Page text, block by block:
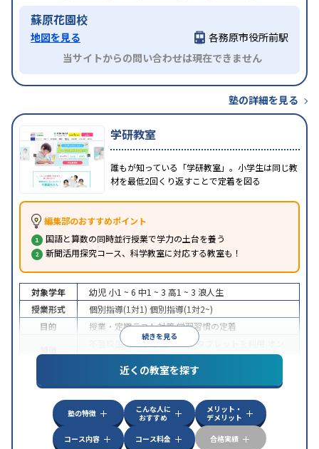
蘇原花園校
地図を見る
各務原市役所前駅
当サイトからの問い合わせは現在できません
塾の詳細を見る
学研教室
誰もが知っている「学研教室」。小学生は同じ教
材を最低2回くり返すことで定着を図る
編集部のおすすめポイント
国語と算数の同時並行授業で学力の土台を養う
新聞活用探究コース、科学教室に対応する教室も！
続きを見る
対象学年 幼児 小1 ~ 6 中1 ~ 3 高1 ~ 3 浪人生
授業形式
個別指導(1対1) 個別指導(1対2~)
目的
授業・定期テスト対策学習習慣の定着
不登校生に対応学習にPC・タブレットを利用
ライン対応
近くの教室を探す
塾の特徴
こんな人に
おすすめ
メリット・
デメリット
コース内容
コース料金 合格実績